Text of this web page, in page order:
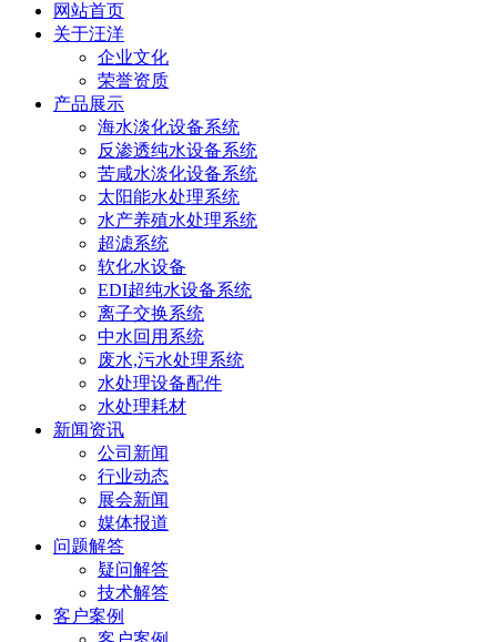
网站首页
关于汪洋
企业文化
荣誉资质
产品展示
海水淡化设备系统
反渗透纯水设备系统
苦咸水淡化设备系统
太阳能水处理系统
水产养殖水处理系统
超滤系统
软化水设备
EDI超纯水设备系统
离子交换系统
中水回用系统
废水,污水处理系统
水处理设备配件
水处理耗材
新闻资讯
公司新闻
行业动态
展会新闻
媒体报道
问题解答
疑问解答
技术解答
客户案例